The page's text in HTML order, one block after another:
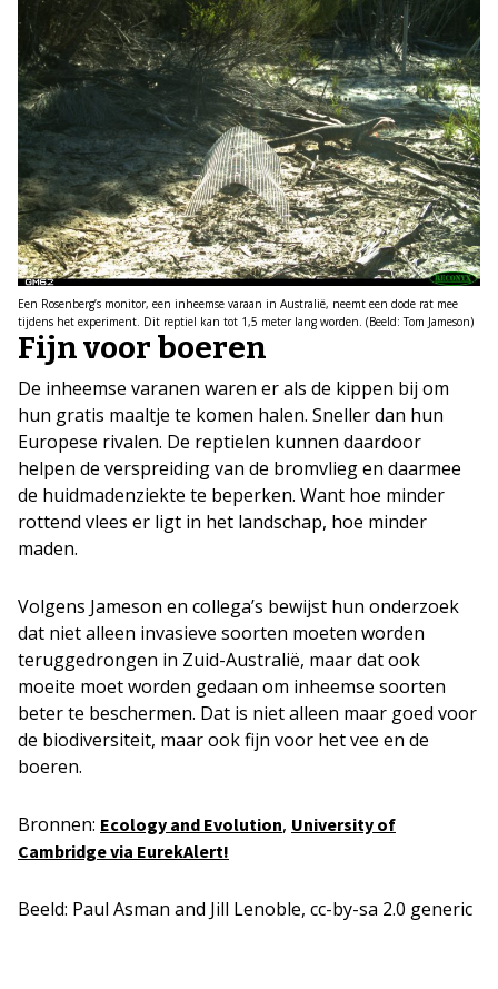
Een Rosenberg’s monitor, een inheemse varaan in Australië, neemt een dode rat mee
tijdens het experiment. Dit reptiel kan tot 1,5 meter lang worden. (Beeld: Tom Jameson)
Fijn voor boeren
De inheemse varanen waren er als de kippen bij om
hun gratis maaltje te komen halen. Sneller dan hun
Europese rivalen. De reptielen kunnen daardoor
helpen de verspreiding van de bromvlieg en daarmee
de huidmadenziekte te beperken. Want hoe minder
rottend vlees er ligt in het landschap, hoe minder
maden.
Volgens Jameson en collega’s bewijst hun onderzoek
dat niet alleen invasieve soorten moeten worden
teruggedrongen in Zuid-Australië, maar dat ook
moeite moet worden gedaan om inheemse soorten
beter te beschermen. Dat is niet alleen maar goed voor
de biodiversiteit, maar ook fijn voor het vee en de
boeren.
Bronnen: Ecology and Evolution, University of
Cambridge via EurekAlert!
Beeld: Paul Asman and Jill Lenoble, cc-by-sa 2.0 generic